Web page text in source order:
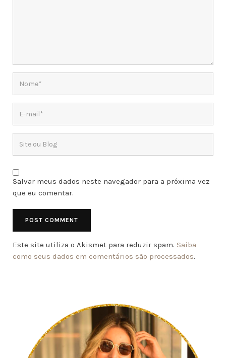
Salvar meus dados neste navegador para a próxima vez
que eu comentar.
Este site utiliza o Akismet para reduzir spam. Saiba
como seus dados em comentários são processados.